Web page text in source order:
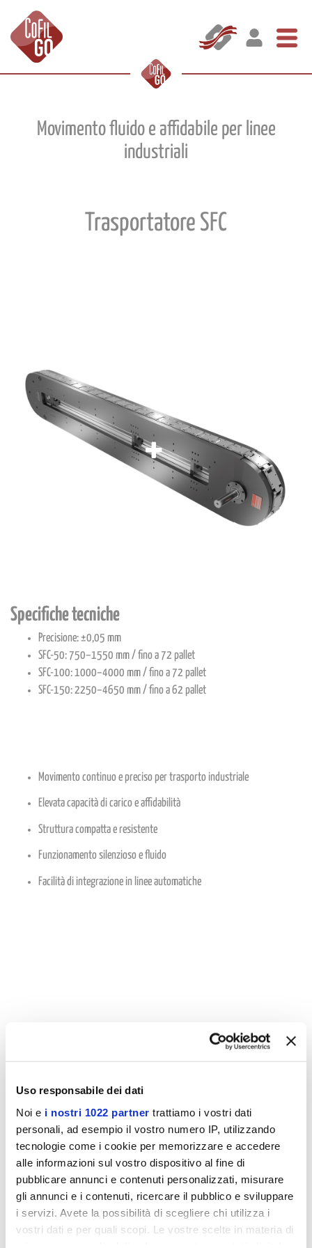
Uso responsabile dei dati
Noi e i nostri 1022 partner trattiamo i vostri dati
personali, ad esempio il vostro numero IP, utilizzando
tecnologie come i cookie per memorizzare e accedere
alle informazioni sul vostro dispositivo al fine di
pubblicare annunci e contenuti personalizzati, misurare
gli annunci e i contenuti, ricercare il pubblico e sviluppare
i servizi. Avete la possibilità di scegliere chi utilizza i
vostri dati e per quali scopi. Le vostre scelte in materia di
Movimento fluido e affidabile per linee
industriali
Trasportatore SFC
Specifiche tecniche
Precisione: ±0,05 mm
SFC-50: 750–1550 mm / fino a 72 pallet
SFC-100: 1000–4000 mm / fino a 72 pallet
SFC-150: 2250–4650 mm / fino a 62 pallet
Movimento continuo e preciso per trasporto industriale
Elevata capacità di carico e affidabilità
Struttura compatta e resistente
Funzionamento silenzioso e fluido
Facilità di integrazione in linee automatiche
trasporto modulare ad alta precisione
costante che garantiscemovimenti estremamente regolari e
affidabili nel tempo.
Progettato per assicuraremassima stabilità e continuità
operativa, il SFC offre precisione di movimentoin ogni fase del
processo produttivo, anche su linee con lunghezze e capacità
diverse, fino a numerosi pallet contemporaneamente. La sua